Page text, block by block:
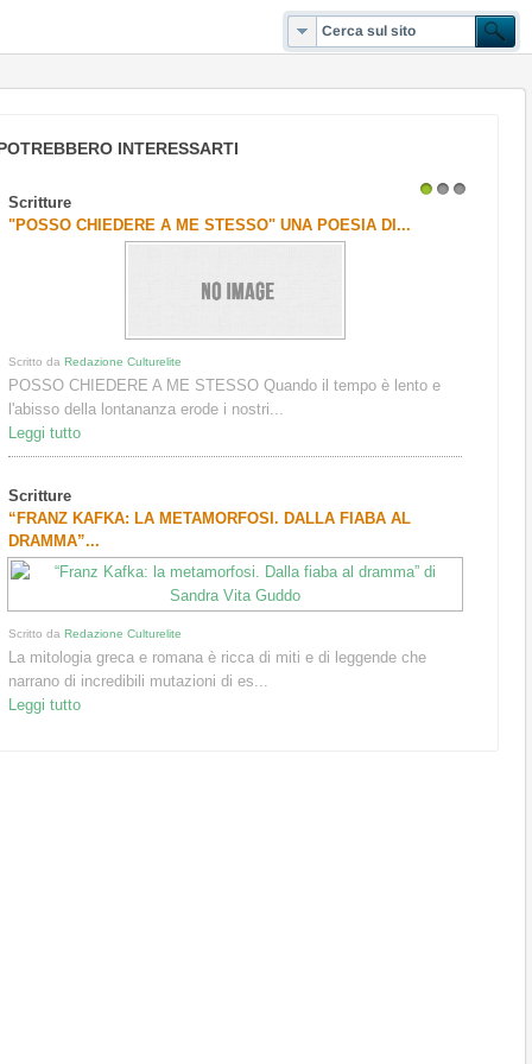
INTERESSARTI
Scritture
"POSSO CHIEDERE A ME STESSO" UNA POESIA DI...
Scritto daRedazione Culturelite
POSSO CHIEDERE A ME STESSO Quando il tempo è lento e
l'abisso della lontananza erode i nostri...
Leggi tutto
Scritture
“FRANZ KAFKA: LA METAMORFOSI. DALLA FIABA AL
DRAMMA”...
Scritto daRedazione Culturelite
La mitologia greca e romana è ricca di miti e di leggende che
narrano di incredibili mutazioni di es...
Leggi tutto